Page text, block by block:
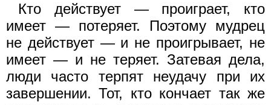
Кто действует — проиграет, кто
имеет — потеряет. Поэтому мудрец
не действует — и не проигрывает, не
имеет — и не теряет. Затевая дела,
люди часто терпят неудачу при их
завершении. Тот, кто кончает так же